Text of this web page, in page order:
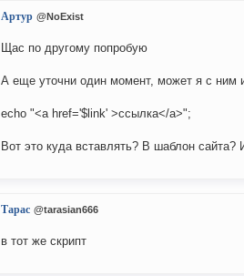
Артур @NoExist
Щас по другому попробую
А еще уточни один момент, может я с ним
echo "<a href='$link' >ссылка</a>";
Вот это куда вставлять? В шаблон сайта?
Тарас @tarasian666
в тот же скрипт